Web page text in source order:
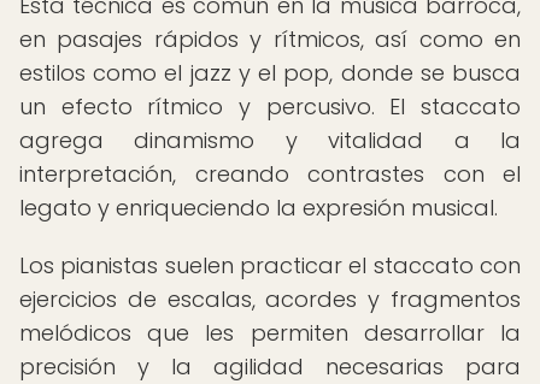
en pasajes rápidos y rítmicos, así como en
estilos como el jazz y el pop, donde se busca
un efecto rítmico y percusivo. El staccato
agrega dinamismo y vitalidad a la
interpretación, creando contrastes con el
legato y enriqueciendo la expresión musical.
Los pianistas suelen practicar el staccato con
ejercicios de escalas, acordes y fragmentos
melódicos que les permiten desarrollar la
precisión y la agilidad necesarias para